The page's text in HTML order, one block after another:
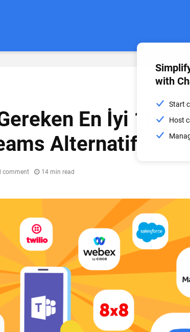
with
Start
Host
En İyi 10
Alternatifi
comment 14 min read